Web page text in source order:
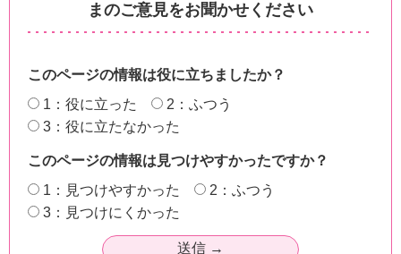
まのご意見をお聞かせください
このページの情報は役に立ちましたか？
1：役に立った
2：ふつう
3：役に立たなかった
このページの情報は見つけやすかったですか？
1：見つけやすかった
2：ふつう
3：見つけにくかった